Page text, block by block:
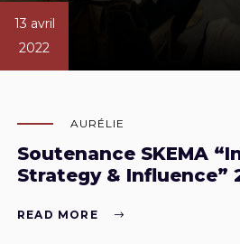
13 avril
2022
AURÉLIE
Soutenance SKEMA
Strategy & Influence”
READ MORE